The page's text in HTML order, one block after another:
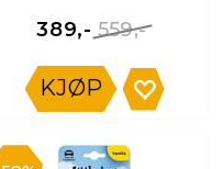
559,-
389,-
KJØP